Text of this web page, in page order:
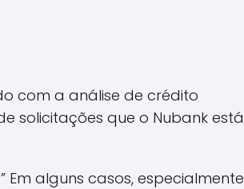
com a análise de crédito
solicitações que o Nubank está
alguns casos, especialmente